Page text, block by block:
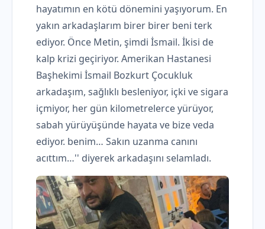
hayatımın en kötü dönemini yaşıyorum. En
yakın arkadaşlarım birer birer beni terk
ediyor. Önce Metin, şimdi İsmail. İkisi de
kalp krizi geçiriyor. Amerikan Hastanesi
Başhekimi İsmail Bozkurt Çocukluk
arkadaşım, sağlıklı besleniyor, içki ve sigara
içmiyor, her gün kilometrelerce yürüyor,
sabah yürüyüşünde hayata ve bize veda
ediyor. benim… Sakın uzanma canını
acıttım…'' diyerek arkadaşını selamladı.